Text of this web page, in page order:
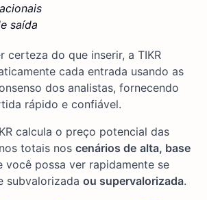
saída
certeza do que inserir, a TIKR
cada entrada usando as
dos analistas, fornecendo
rápido e confiável.
calcula o preço potencial das
totais nos cenários de alta, base
você possa ver rapidamente se
subvalorizada ou supervalorizada.